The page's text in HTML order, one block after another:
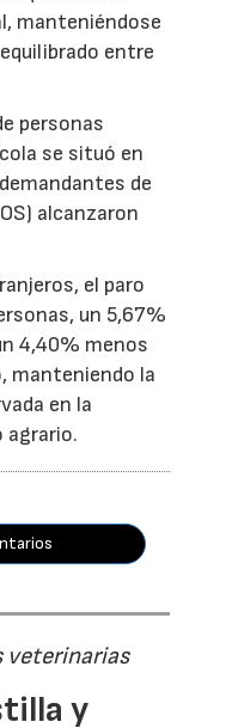
manteniéndose
entre
personas
se situó en
de
alcanzaron
el paro
un 5,67%
4,40% menos
manteniendo la
en la
agrario.
veterinarias
y